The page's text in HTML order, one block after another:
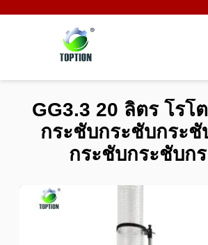
GG3.3 20 ลิตร โรโ
กระชับกระชับกระชั
กระชับกระชับก